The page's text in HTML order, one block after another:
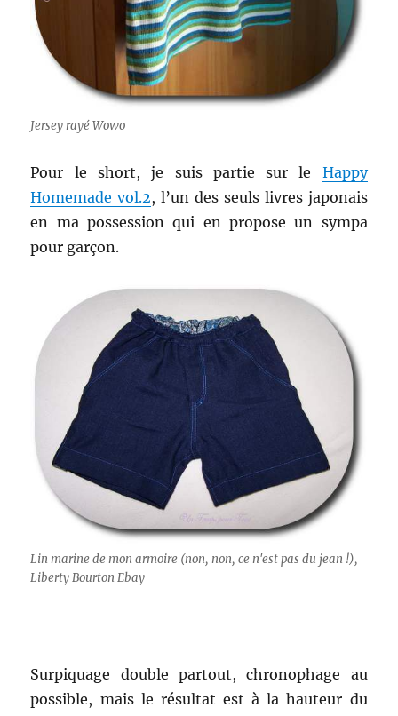
Jersey rayé Wowo
Pour le short, je suis partie sur le Happy
Homemade vol.2, l’un des seuls livres japonais
en ma possession qui en propose un sympa
pour garçon.
Lin marine de mon armoire (non, non, ce n'est pas du jean !),
Liberty Bourton Ebay
Surpiquage double partout, chronophage au
possible, mais le résultat est à la hauteur du